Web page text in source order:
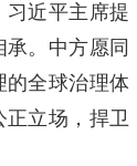
习近平主席提
。中方愿同
的全球治理体
正立场，捍卫